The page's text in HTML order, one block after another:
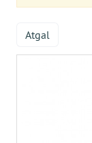
Atgal